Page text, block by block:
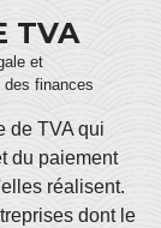
TVA
et
finances
de TVA qui
du paiement
réalisent.
dont le